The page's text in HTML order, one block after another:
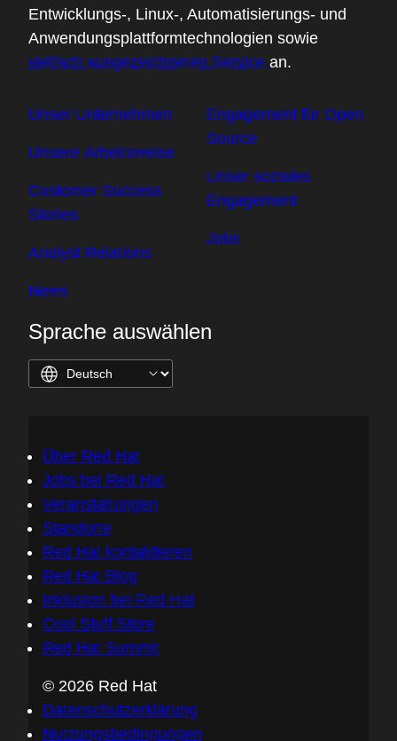
Entwicklungs-, Linux-, Automatisierungs- und
Anwendungsplattformtechnologien sowie
vielfach ausgezeichneten Service an.
Unser Unternehmen
Unsere Arbeitsweise
Customer Success
Stories
Analyst Relations
News
Engagement für Open
Source
Unser soziales
Engagement
Jobs
Sprache auswählen
Über Red Hat
Jobs bei Red Hat
Veranstaltungen
Standorte
Red Hat kontaktieren
Red Hat Blog
Inklusion bei Red Hat
Cool Stuff Store
Red Hat Summit
© 2026 Red Hat
Datenschutzerklärung
Nutzungsbedingungen